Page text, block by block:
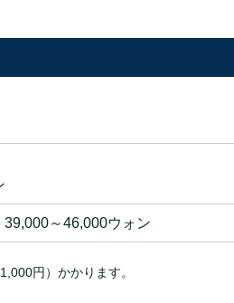
～46,000ウォン
円）かかります。